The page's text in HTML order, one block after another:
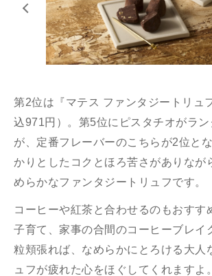
第2位は『マテス ファンタジートリュ
込971円）。第5位にピスタチオがラン
が、定番フレーバーのこちらが2位と
かりとしたコクとほろ苦さがありなが
めらかなファンタジートリュフです。
コーヒーや紅茶と合わせるのもおすす
子育て、家事の合間のコーヒーブレイ
粒頬張れば、なめらかにとろける大人
ュフが疲れた心をほぐしてくれますよ。